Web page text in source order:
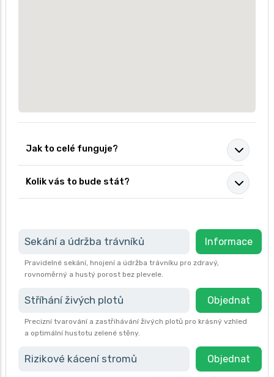
Jak to celé funguje?
Kolik vás to bude stát?
Sekání a údržba trávníků Informace
Pravidelné sekání, hnojení a údržba trávníku pro zdravý,
rovnoměrný a hustý porost bez plevele.
Stříhání živých plotů Objednat
Precizní tvarování a zastřihávání živých plotů pro krásný vzhled
a optimální hustotu zelené stěny.
Rizikové kácení stromů Objednat